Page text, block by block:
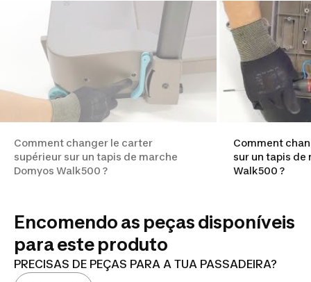
Comment changer le carter
supérieur sur un tapis de marche
Domyos Walk500 ?
Comment
sur un tapis de
Walk500 ?
Encomendo as peças disponíveis
para este produto
PRECISAS DE PEÇAS PARA A TUA PASSADEIRA?